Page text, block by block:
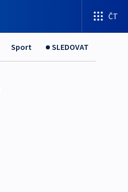
ČT
Sport SLEDOVAT